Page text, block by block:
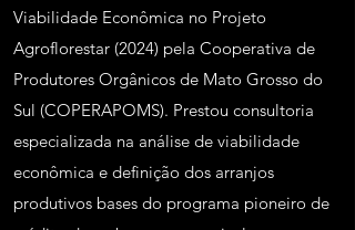
Viabilidade Econômica no Projeto
Agroflorestar (2024) pela Cooperativa de
Produtores Orgânicos de Mato Grosso do
Sul (COPERAPOMS). Prestou consultoria
especializada na análise de viabilidade
econômica e definição dos arranjos
produtivos bases do programa pioneiro de